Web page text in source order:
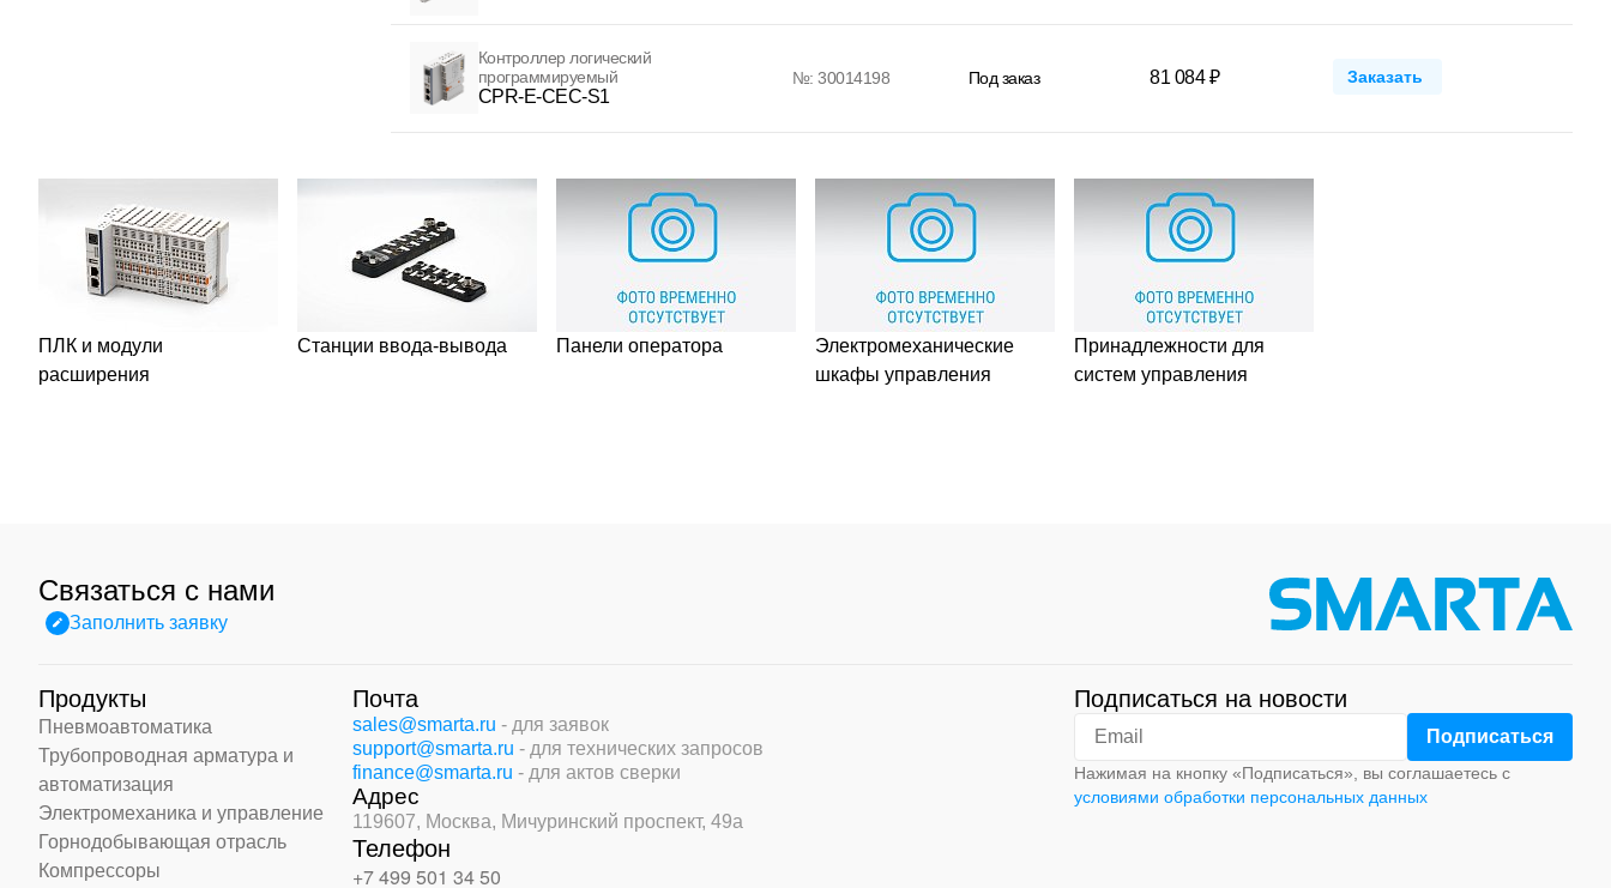
Контроллер логический
программируемый
CPR-E-CEC-S1
№: 30014198 Под заказ 81 084 ₽ Заказать
ПЛК и модули
расширения
Станции ввода-вывода Панели оператора
Электромеханические
шкафы управления
Принадлежности для
систем управления
Связаться с нами
Заполнить заявку
Продукты
Пневмоавтоматика
Трубопроводная арматура и
автоматизация
Электромеханика и управление
Горнодобывающая отрасль
Компрессоры
Почта
sales@smarta.ru - для заявок
support@smarta.ru - для технических запросов
finance@smarta.ru - для актов сверки
Адрес
119607, Москва, Мичуринский проспект, 49а
Телефон
+7 499 501 34 50
Подписаться на новости
Нажимая на кнопку «Подписаться», вы соглашаетесь с
условиями обработки персональных данных